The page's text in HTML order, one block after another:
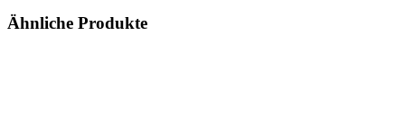
Ähnliche Produkte